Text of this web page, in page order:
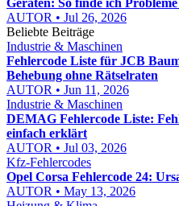
Geräten: So finde ich
AUTOR • Jul 26, 2026
Beliebte Beiträge
Industrie & Maschinen
Fehlercode Liste für JCB
Behebung ohne Rätselraten
AUTOR • Jun 11, 2026
Industrie & Maschinen
DEMAG Fehlercode Liste:
einfach erklärt
AUTOR • Jul 03, 2026
Kfz-Fehlercodes
Opel Corsa Fehlercode 24:
AUTOR • May 13, 2026